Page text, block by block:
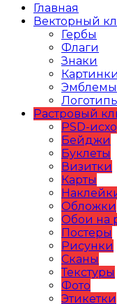
Главная
Векторный
Гербы
Флаги
Знаки
Картинки
Эмблемы
Растровый
PSD-
Бейджи
Буклеты
Визитки
Карты
Обложки
Обои на
Постеры
Рисунки
Сканы
Текстуры
Фото
Этикетки